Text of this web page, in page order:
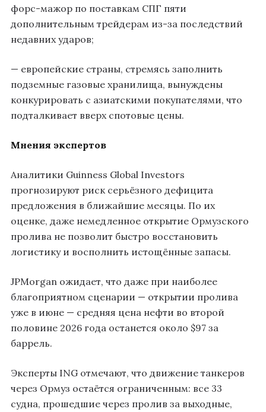
форс-мажор по поставкам СПГ пяти
дополнительным трейдерам из-за последствий
недавних ударов;
— европейские страны, стремясь заполнить
подземные газовые хранилища, вынуждены
конкурировать с азиатскими покупателями, что
подталкивает вверх спотовые цены.
Мнения экспертов
Аналитики Guinness Global Investors
прогнозируют риск серьёзного дефицита
предложения в ближайшие месяцы. По их
оценке, даже немедленное открытие Ормузского
пролива не позволит быстро восстановить
логистику и восполнить истощённые запасы.
JPMorgan ожидает, что даже при наиболее
благоприятном сценарии — открытии пролива
уже в июне — средняя цена нефти во второй
половине 2026 года останется около $97 за
баррель.
Эксперты ING отмечают, что движение танкеров
через Ормуз остаётся ограниченным: все 33
судна, прошедшие через пролив за выходные,